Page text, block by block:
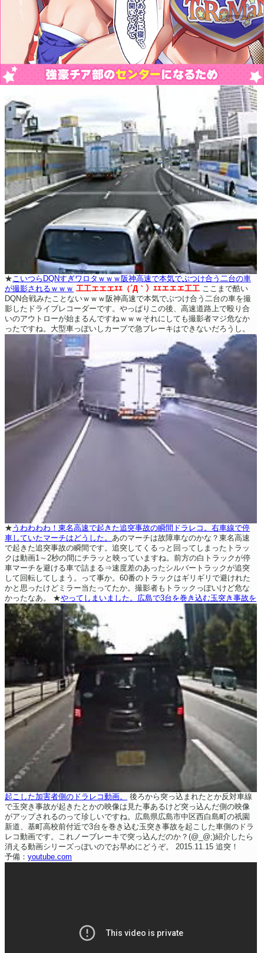
★こいつらDQNすぎワロタｗｗｗ阪神高速で本気でぶつけ合う二台の車
が撮影されるｗｗｗ 工工エエエｴｴ（´Д｀）ｴｴエエエ工工 ここまで酷い
DQN合戦みたことないｗｗｗ阪神高速で本気でぶつけ合う二台の車を撮
影したドライブレコーダーです。やっぱりこの後、高速道路上で殴り合
いのアウトローが始まるんですねｗｗｗそれにしても撮影者マジ危なか
ったですね。大型車っぽいしカーブで急ブレーキはできないだろうし。
★ うわわわわ！東名高速で起きた追突事故の瞬間ドラレコ。右車線で停
車していたマーチはどうした。 あのマーチは故障車なのかな？東名高速
で起きた追突事故の瞬間です。追突してくるっと回ってしまったトラッ
クは動画1～2秒の間にチラッと映っていますね。前方の白トラックが停
車マーチを避ける車で詰まる⇒速度差のあったシルバートラックが追突
して回転してしまう。って事か。60番のトラックはギリギリで避けれた
かと思ったけどミラー当たってたか。撮影者もトラックっぽいけど危な
かったなあ。
★やってしまいました。広島で3台を巻き込む玉突き事故を
起こした加害者側のドラレコ動画。
後ろから突っ込まれたとか反対車線
で玉突き事故が起きたとかの映像は見た事あるけど突っ込んだ側の映像
がアップされるのって珍しいですね。広島県広島市中区西白島町の祇園
新道、基町高校前付近で3台を巻き込む玉突き事故を起こした車側のドラ
レコ動画です。これノーブレーキで突っ込んだのか？(@_@;)紹介したら
消える動画シリーズっぽいのでお早めにどうぞ。
2015.11.15 追突！
予備： youtube.com